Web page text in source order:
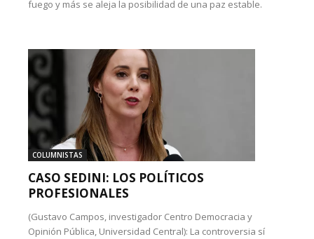
fuego y más se aleja la posibilidad de una paz estable.
COLUMNISTAS
CASO SEDINI: LOS POLÍTICOS
PROFESIONALES
(Gustavo Campos, investigador Centro Democracia y
Opinión Pública, Universidad Central): La controversia sí